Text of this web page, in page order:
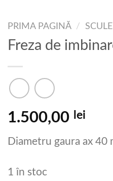
PRIMA PAGINĂ / SCULE
Freza de
1.500,00 lei
Diametru gaura ax 40
1 în stoc